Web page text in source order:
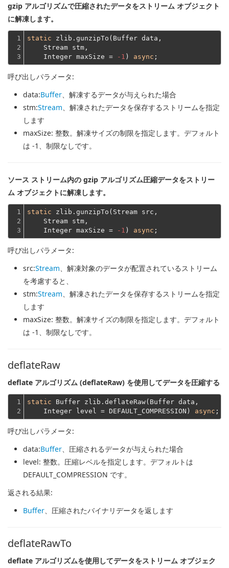
gzip アルゴリズムで圧縮されたデータをストリーム オブジェクト
に解凍します。
1
2
3
static zlib.gunzipTo(Buffer data,
    Stream stm,
    Integer maxSize =
-1 ) async
呼び出しパラメータ:
data:Buffer、解凍するデータが与えられた場合
stm:Stream、解凍されたデータを保存するストリームを指定
します
maxSize: 整数。解凍サイズの制限を指定します。デフォルト
は -1、制限なしです。
ソース ストリーム内の gzip アルゴリズム圧縮データをストリー
ム オブジェクトに解凍します。
1
2
3
static zlib.gunzipTo(Stream src,
    Stream stm,
    Integer maxSize =
-1 ) async
呼び出しパラメータ:
src:Stream、解凍対象のデータが配置されているストリーム
を考慮すると、
stm:Stream、解凍されたデータを保存するストリームを指定
します
maxSize: 整数。解凍サイズの制限を指定します。デフォルト
は -1、制限なしです。
deflateRaw
deflate アルゴリズム (deflateRaw) を使用してデータを圧縮する
1
2
static Buffer zlib.deflateRaw(Buffer data,
    Integer level = DEFAULT_COMPRESSION)
async
呼び出しパラメータ:
data:Buffer、圧縮されるデータが与えられた場合
level: 整数。圧縮レベルを指定します。デフォルトは
DEFAULT_COMPRESSION です。
返される結果:
Buffer、圧縮されたバイナリデータを返します
deflateRawTo
deflate アルゴリズムを使用してデータをストリーム オブジェク